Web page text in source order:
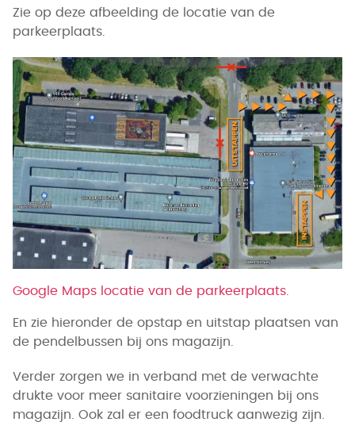
Zie op deze afbeelding de locatie van de
parkeerplaats.
Google Maps locatie van de parkeerplaats.
En zie hieronder de opstap en uitstap plaatsen van
de pendelbussen bij ons magazijn.
Verder zorgen we in verband met de verwachte
drukte voor meer sanitaire voorzieningen bij ons
magazijn. Ook zal er een foodtruck aanwezig zijn.